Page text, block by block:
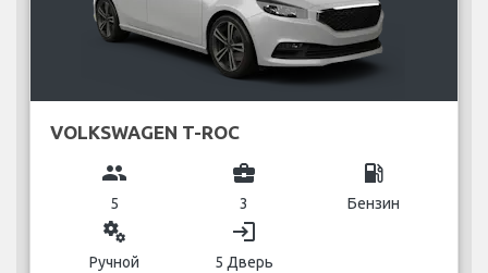
VOLKSWAGEN T-ROC
group
5
business_center
3
local_gas_station
Бензин
miscellaneous_services
Ручной
login
5 Дверь